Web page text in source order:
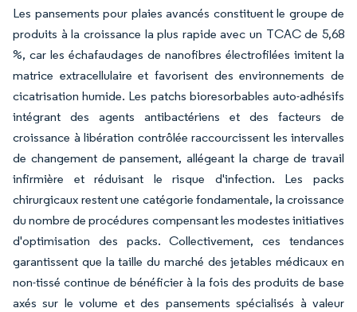
Les pansements pour plaies avancés constituent le groupe de
produits à la croissance la plus rapide avec un TCAC de 5,68
%, car les échafaudages de nanofibres électrofilées imitent la
matrice extracellulaire et favorisent des environnements de
cicatrisation humide. Les patchs bioresorbables auto-adhésifs
intégrant des agents antibactériens et des facteurs de
croissance à libération contrôlée raccourcissent les intervalles
de changement de pansement, allégeant la charge de travail
infirmière et réduisant le risque d'infection. Les packs
chirurgicaux restent une catégorie fondamentale, la croissance
du nombre de procédures compensant les modestes initiatives
d'optimisation des packs. Collectivement, ces tendances
garantissent que la taille du marché des jetables médicaux en
non-tissé continue de bénéficier à la fois des produits de base
axés sur le volume et des pansements spécialisés à valeur